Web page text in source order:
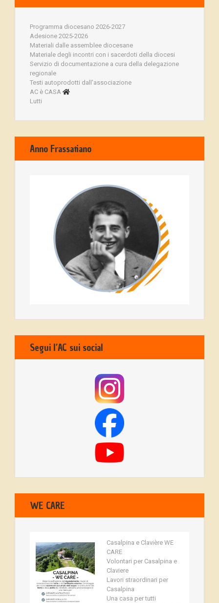
Programma diocesano 2026-2027
Adesione 2025-2026
Materiali dalle assemblee diocesane
Materiale degli incontri con i sacerdoti della diocesi
Servizio di documentazione a cura della delegazione
regionale
Testi autoprodotti dall'associazione
AC è CASA
Lutti
Anno Frassatiano
Segui l’AC sui social
WE CARE
Casalpina e Clavière WE
CARE
Volontari per Casalpina e
Claviere
Lavori straordinari per
Casalpina
Una casa per tutti